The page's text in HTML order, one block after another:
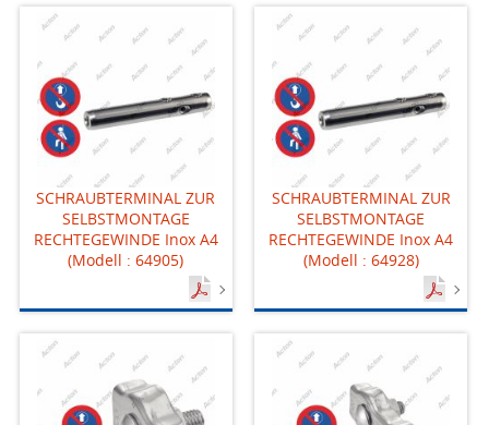
SCHRAUBTERMINAL ZUR
SELBSTMONTAGE
RECHTEGEWINDE Inox A4
(Modell : 64905)
SCHRAUBTERMINAL ZUR
SELBSTMONTAGE
RECHTEGEWINDE Inox A4
(Modell : 64928)